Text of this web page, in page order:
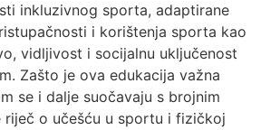
inkluzivnog sporta, adaptirane
i korištenja sporta kao
vidljivost i socijalnu uključenost
Zašto je ova edukacija važna
se i dalje suočavaju s brojnim
riječ o učešću u sportu i fizičkoj